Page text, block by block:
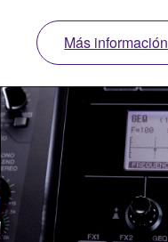
Más información